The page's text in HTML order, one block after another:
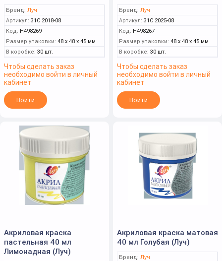
Бренд: Луч
Артикул: 31С 2018-08
Код: Н498269
Размер упаковки: 48 x 48 x 45 мм
В коробке: 30 шт.
Чтобы сделать заказ
необходимо войти в личный
кабинет
Войти
Бренд: Луч
Артикул: 31С 2025-08
Код: Н498267
Размер упаковки: 48 x 48 x 45 мм
В коробке: 30 шт.
Чтобы сделать заказ
необходимо войти в личный
кабинет
Войти
Акриловая краска
пастельная 40 мл
Лимонадная (Луч)
Акриловая краска матовая
40 мл Голубая (Луч)
Бренд: Луч